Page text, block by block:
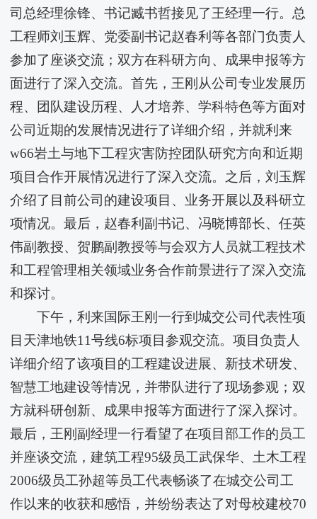
司总经理徐锋、书记臧书哲接见了王经理一行。总
工程师刘玉辉、党委副书记赵春利等各部门负责人
参加了座谈交流；双方在科研方向、成果申报等方
面进行了深入交流。首先，王刚从公司专业发展历
程、团队建设历程、人才培养、学科特色等方面对
公司近期的发展情况进行了详细介绍，并就利来
w66岩土与地下工程灾害防控团队研究方向和近期
项目合作开展情况进行了深入交流。之后，刘玉辉
介绍了目前公司的建设项目、业务开展以及科研立
项情况。最后，赵春利副书记、冯晓博部长、任英
伟副教授、贺鹏副教授等与会双方人员就工程技术
和工程管理相关领域业务合作前景进行了深入交流
和探讨。
下午，​利来国际王刚一行到城交公司代表性项
目天津地铁11号线6标项目参观交流。项目负责人
详细介绍了该项目的工程建设进展、新技术研发、
智慧工地建设等情况，并带队进行了现场参观；双
方就科研创新、成果申报等方面进行了深入探讨。
最后，王刚副经理一行看望了在项目部工作的员工
并座谈交流，建筑工程95级员工武保华、土木工程
2006级员工孙超等员工代表畅谈了在城交公司工
作以来的收获和感悟，并纷纷表达了对母校建校70